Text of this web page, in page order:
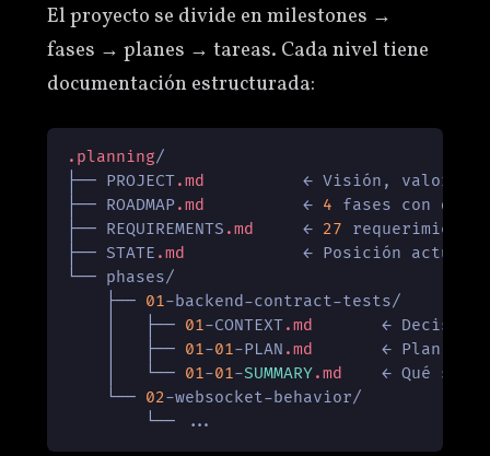
El proyecto se divide en milestones →
fases → planes → tareas. Cada nivel tiene
documentación estructurada:
.planning/
├── PROJECT.md
← Visión, valor
├── ROADMAP.md
          ←
4 fases con
├── REQUIREMENTS .md
     ←
27
├── STATE .md
← Posición
└── phases/
    ├──
01-backend-contract-tests/
    │   ├──
01-CONTEXT.md
←
    │   ├──
01-01-PLAN .md
← Plan
    │   └──
01-01-SUMMARY.md
← Qué se
    └──
02-websocket-behavior/